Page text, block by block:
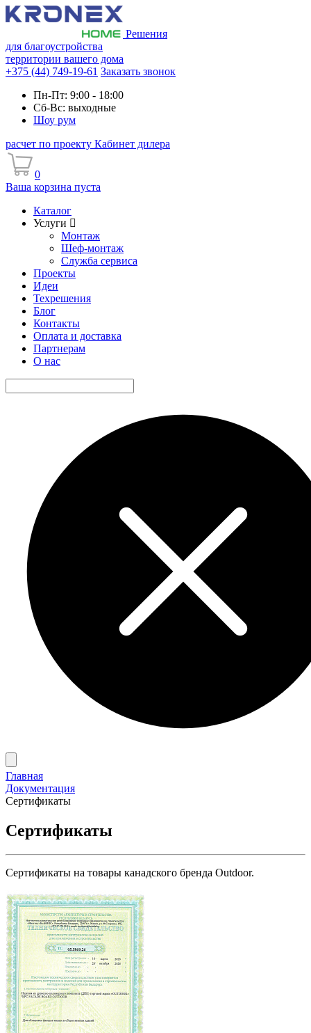
Решения
для благоустройства
территории вашего дома
+375 (44) 749-19-61 Заказать звонок
Пн-Пт: 9:00 - 18:00
Сб-Вс: выходные
Шоу рум
расчет по проекту Кабинет дилера
0
Ваша корзина пуста
Каталог
Услуги
Монтаж
Шеф-монтаж
Служба сервиса
Проекты
Идеи
Техрешения
Блог
Контакты
Оплата и доставка
Партнерам
О нас
Главная
Документация
Сертификаты
Сертификаты
Сертификаты на товары канадского бренда Outdoor.